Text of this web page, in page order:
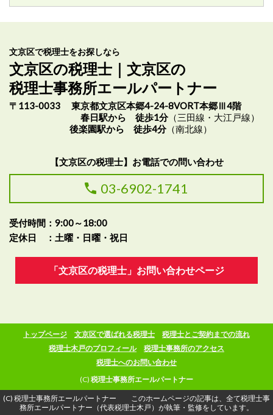
文京区で税理士をお探しなら
文京区の税理士｜文京区の
税理士事務所エールパートナー
〒113-0033 東京都文京区本郷4-24-8VORT本郷Ⅲ4階
春日駅から 徒歩1分（三田線・大江戸線）
後楽園駅から 徒歩4分（南北線）
【文京区の税理士】お電話での問い合わせ
03-6902-1741
受付時間：9:00～18:00
定休日 ：土曜・日曜・祝日
「文京区の税理士」お問い合わせページ
(C) 税理士事務所エールパートナー
トップページ 文京区で選ばれる税理士
税理士とご契約までの流れ
税理士木戸のプロフィール
税理士事務所のアクセス
税理士へのお問い合わせ
(C) 税理士事務所エールパートナー このホームページの記事は、全て税理士事
務所エールパートナー（代表税理士木戸）が執筆・監修をしています。